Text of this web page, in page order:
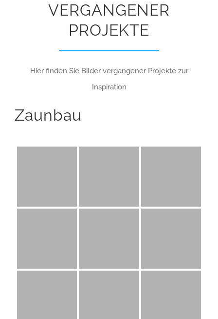
VERGANGENER
PROJEKTE
Hier finden Sie Bilder vergangener Projekte zur
Inspiration
Zaunbau